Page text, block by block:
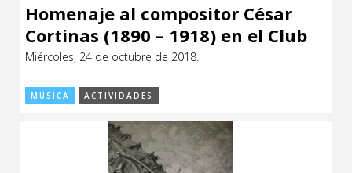
Homenaje al compositor César
Cortinas (1890 – 1918) en el Club
Español de Montevideo
Miércoles, 24 de octubre de 2018.
MÚSICA ACTIVIDADES